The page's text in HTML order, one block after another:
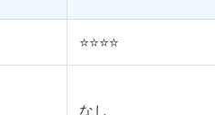
⭐️⭐️⭐️⭐️
なし